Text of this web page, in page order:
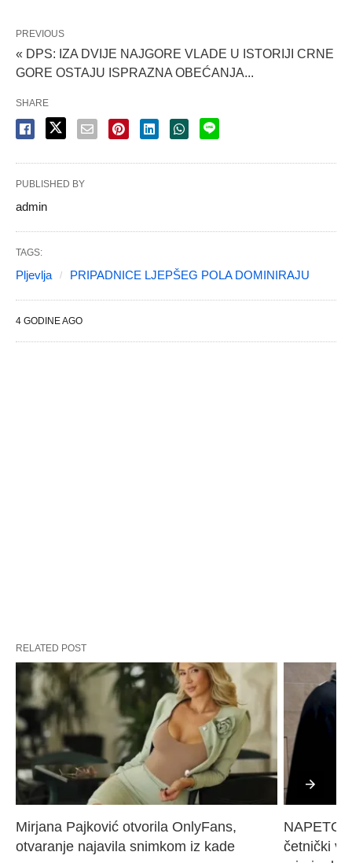
PREVIOUS
« DPS: IZA DVIJE NAJGORE VLADE U ISTORIJI CRNE
GORE OSTAJU ISPRAZNA OBEĆANJA...
SHARE
PUBLISHED BY
admin
TAGS:
Pljevlja PRIPADNICE LJEPŠEG POLA DOMINIRAJU
4 GODINE AGO
RELATED POST
Mirjana Pajković otvorila OnlyFans,
otvaranje najavila snimkom iz kade
NAPETO
četnički